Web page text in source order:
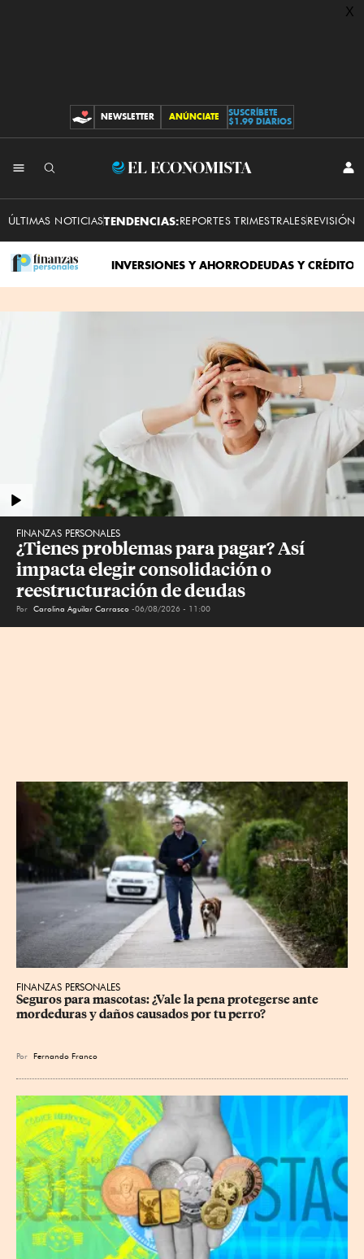
CONTRIBUCIONES
NEWSLETTER ANÚNCIATE
SUSCRÍBETE
$1.99 DIARIOS
El
ÚLTIMAS NOTICIASTENDENCIAS:REPORTES TRIMESTRALESREVISIÓN
INVERSIONES Y AHORRODEUDAS Y CRÉDITO
FINANZAS PERSONALES
¿Tienes problemas para pagar? Así
impacta elegir consolidación o
reestructuración de deudas
Por Carolina Aguilar Carrasco 06/08/2026 - 11:00
FINANZAS PERSONALES
Seguros para mascotas: ¿Vale la pena protegerse ante
mordeduras y daños causados por tu perro?
Por Fernando Franco
X